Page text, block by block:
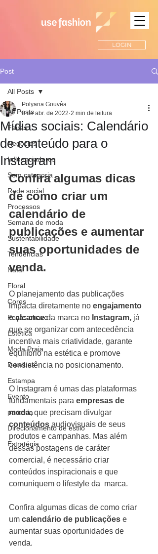
LOGIN
Post
All Posts
Feiras
Negócios
Influenciadores
Sem categoria
Rede social
Processos
Semana de moda
Sustentabilidade
Tendências
Natal
Floral
Cores
Peças-chave
Estética
Moda Praia
Detalhes
Estampa
Evento
parceria
Direcionamento de estilo
Estratégia
All Posts
Mídias sociais: Calendário
de conteúdo para o
Instagram
Polyana Gouvêa
8 de abr. de 2022 2 min de leitura
Confira algumas dicas
de como criar um
calendário de
publicações e aumentar
suas oportunidades de
venda.
O planejamento das publicações
impacta diretamente no engajamento
e alcance da marca no Instagram, já
que se organizar com antecedência
incentiva mais criatividade, garante
equilíbrio na estética e promove
consistência no posicionamento.
O Instagram é umas das plataformas
fundamentais para empresas de
moda, que precisam divulgar
conteúdos audiovisuais de seus
produtos e campanhas. Mas além
dessas postagens de caráter
comercial, é necessário criar
conteúdos inspiracionais e que
comuniquem o lifestyle da  marca.
Confira algumas dicas de como criar
um calendário de publicações e
aumentar suas oportunidades de
venda.